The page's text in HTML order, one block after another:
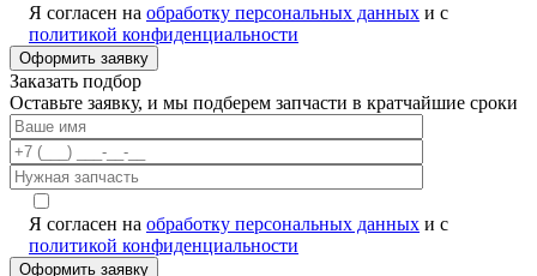
Я согласен на обработку персональных данных и с
политикой конфиденциальности
Заказать подбор
Оставьте заявку, и мы подберем запчасти в кратчайшие сроки
Я согласен на обработку персональных данных и с
политикой конфиденциальности